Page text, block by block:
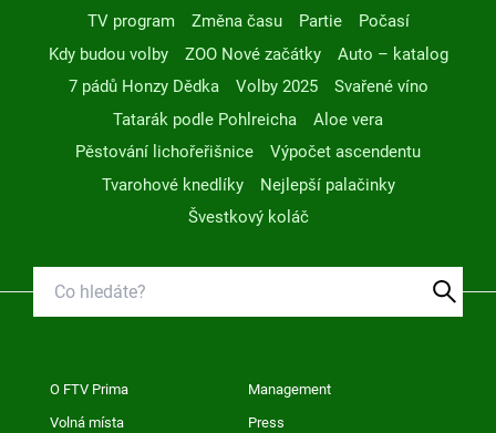
TV program
Změna času Partie
Počasí
Kdy budou volby
ZOO Nové začátky
Auto – katalog
7 pádů Honzy Dědka
Volby 2025
Svařené víno
Tatarák podle Pohlreicha
Aloe vera
Pěstování lichořeřišnice
Výpočet ascendentu
Tvarohové knedlíky
Nejlepší palačinky
Švestkový koláč
O FTV Prima Management
Volná místa Press